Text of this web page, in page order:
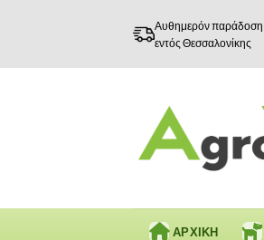
Αυθημερόν παράδοση
εντός Θεσσαλονίκης
ΑΡΧΙΚΗ